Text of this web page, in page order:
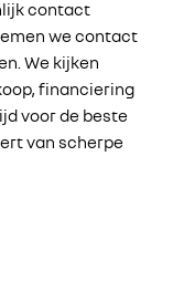
contact
we contact
We kijken
financiering
voor de beste
van scherpe